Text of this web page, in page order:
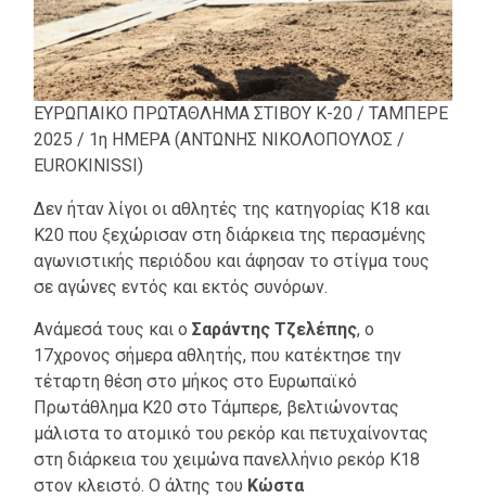
ΕΥΡΩΠΑΙΚΟ ΠΡΩΤΑΘΛΗΜΑ ΣΤΙΒΟΥ Κ-20 / ΤΑΜΠΕΡΕ
2025 / 1η ΗΜΕΡΑ (ΑΝΤΩΝΗΣ ΝΙΚΟΛΟΠΟΥΛΟΣ /
EUROKINISSI)
Δεν ήταν λίγοι οι αθλητές της κατηγορίας Κ18 και
Κ20 που ξεχώρισαν στη διάρκεια της περασμένης
αγωνιστικής περιόδου και άφησαν το στίγμα τους
σε αγώνες εντός και εκτός συνόρων.
Ανάμεσά τους και ο Σαράντης Τζελέπης, ο
17χρονος σήμερα αθλητής, που κατέκτησε την
τέταρτη θέση στο μήκος στο Ευρωπαϊκό
Πρωτάθλημα Κ20 στο Τάμπερε, βελτιώνοντας
μάλιστα το ατομικό του ρεκόρ και πετυχαίνοντας
στη διάρκεια του χειμώνα πανελλήνιο ρεκόρ Κ18
στον κλειστό. Ο άλτης του Κώστα